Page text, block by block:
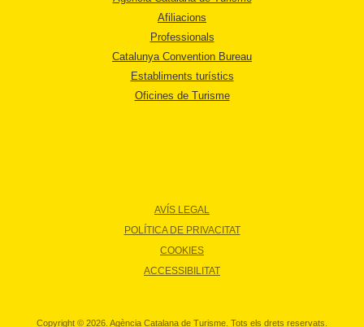
Afiliacions
Professionals
Catalunya Convention Bureau
Establiments turístics
Oficines de Turisme
AVÍS LEGAL
POLÍTICA DE PRIVACITAT
COOKIES
ACCESSIBILITAT
Copyright © 2026. Agència Catalana de Turisme. Tots els drets reservats.